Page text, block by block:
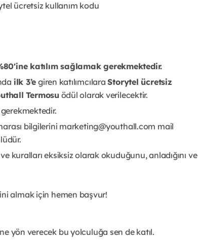
ücretsiz kullanım kodu
katılım sağlamak gerekmektedir.
ilk 3’e giren katılımcılaraStorytel ücretsiz
Termosu ödül olarak verilecektir.
bilgilerini marketing@youthall.com mail
kuralları eksiksiz olarak okuduğunu, anladığını ve
almak için hemen başvur!
yön verecek bu yolculuğa sen de katıl.